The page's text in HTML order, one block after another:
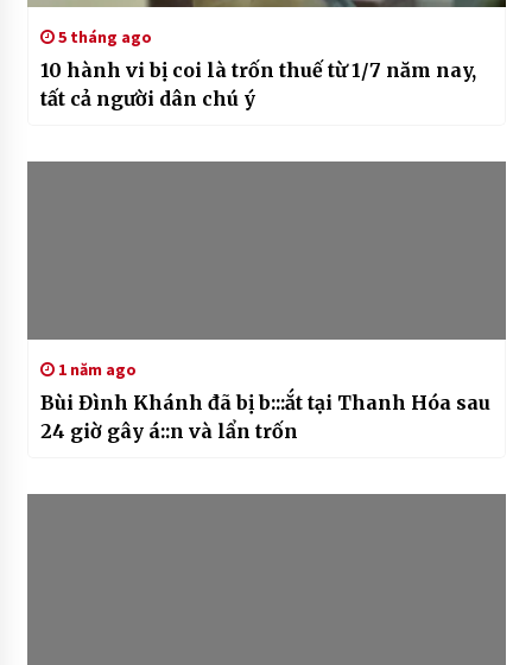
5 tháng ago
10 hành vi bị coi là trốn thuế từ 1/7 năm nay,
tất cả người dân chú ý
1 năm ago
Bùi Đình Khánh đã bị b:::ắt tại Thanh Hóa sau
24 giờ gây á::n và lẩn trốn